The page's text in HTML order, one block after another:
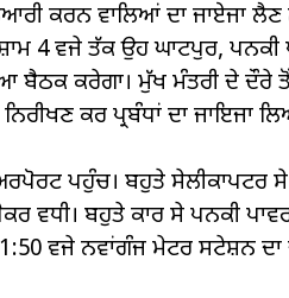
ਕਰਨ ਵਾਲਿਆਂ ਦਾ ਜਾਏਜਾ
4 ਵਜੇ ਤੱਕ ਉਹ ਘਾਟਪੁਰ,
ਕਰੇਗਾ। ਮੁੱਖ ਮੰਤਰੀ ਦੇ ਦੌਰੇ ਤੋਂ
ਕਰ ਪ੍ਰਬੰਧਾਂ ਦਾ ਜਾਇਜਾ
ਪਹੁੰਚ। ਬਹੁਤੇ ਸੇਲੀਕਾਪਟਰ
ਵਧੀ। ਬਹੁਤੇ ਕਾਰ ਸੇ ਪਨਕੀ
ਵਜੇ ਨਵਾਂਗੰਜ ਮੇਟਰ ਸਟੇਸ਼ਨ ਦਾ